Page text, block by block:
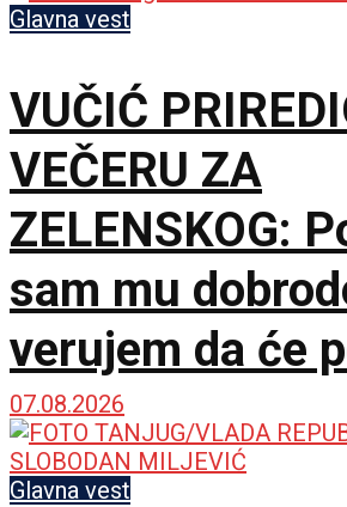
lokacije
Glavna vest
VUČIĆ
VEČERU ZA
ZELENSKOG:
sam mu
verujem da će
doprineti
odnosa
07.08.2026
Glavna vest